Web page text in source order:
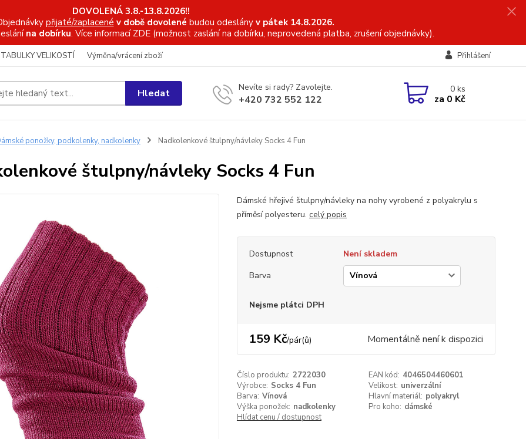
DOVOLENÁ 3.8.-13.8.2026!!
přijaté/zaplacené v době dovolené budou odeslány v pátek 14.8.2026.
na dobírku. Více informací ZDE (možnost zaslání na dobírku, neprovedená platba, zrušení objednávky).
TABULKY VELIKOSTÍ Výměna/vrácení zboží Přihlášení
Hledat Nevíte si rady? Zavolejte.
+420 732 552 122
0ks
za 0 Kč
ponožky, podkolenky, nadkolenky Nadkolenkové štulpny/návleky Socks 4 Fun
štulpny/návleky Socks 4 Fun
Dámské hřejivé štulpny/návleky na nohy vyrobené z polyakrylu s
příměsí polyesteru. celý popis
Dostupnost
Není skladem
Barva
Nejsme plátci DPH
159 Kč/pár(ů) Momentálně není k dispozici
Číslo produktu: 2722030 EAN kód: 4046504460601
Výrobce: Socks 4 Fun Velikost: univerzální
Barva: Vínová Hlavní materiál: polyakryl
Výška ponožek: nadkolenky Pro koho: dámské
Hlídat cenu / dostupnost